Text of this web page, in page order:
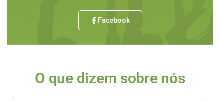
Facebook
O que dizem sobre nós